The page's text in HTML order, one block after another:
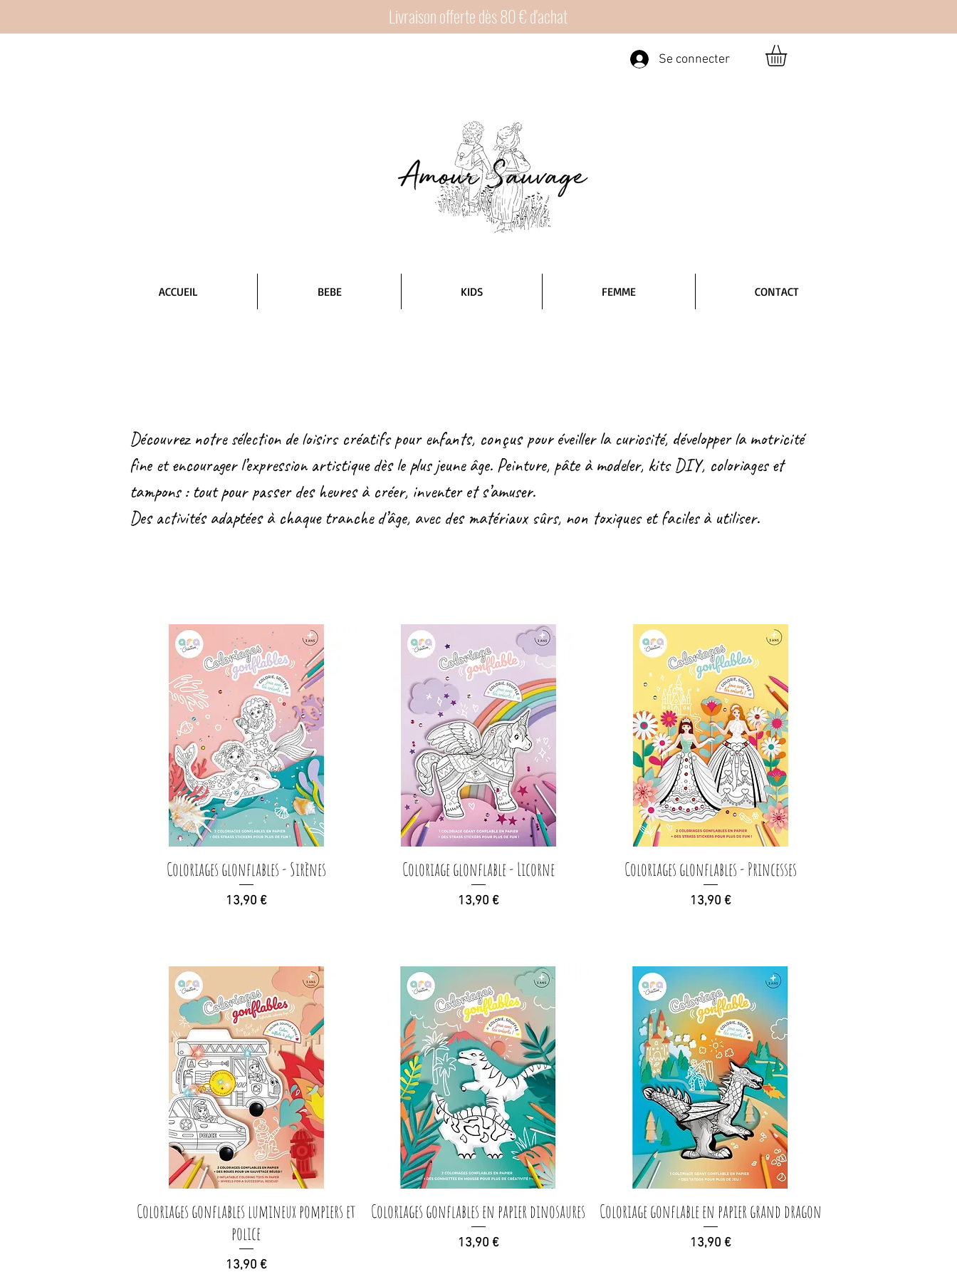
Se connecter
Livraison offerte dès 80 € d'achat
ACCUEIL BEBE KIDS FEMME CONTACT
Découvrez notre sélection de loisirs créatifs pour enfants, conçus pour éveiller la curiosité, développer la motricité
fine et encourager l’expression artistique dès le plus jeune âge. Peinture, pâte à modeler, kits DIY, coloriages et
tampons : tout pour passer des heures à créer, inventer et s’amuser.
Des activités adaptées à chaque tranche d’âge, avec des matériaux sûrs, non toxiques et faciles à utiliser.
Aperçu rapide
Coloriages glonflables - Sirènes
Prix
13,90 €
Aperçu rapide
Coloriage glonflable - Licorne
Prix
13,90 €
Aperçu rapide
Coloriages glonflables - Princesses
Prix
13,90 €
Aperçu rapide
Coloriages gonflables lumineux pompiers et
police
Prix
13,90 €
Aperçu rapide
Coloriages gonflables en papier dinosaures
Prix
13,90 €
Aperçu rapide
Coloriage gonflable en papier grand dragon
Prix
13,90 €